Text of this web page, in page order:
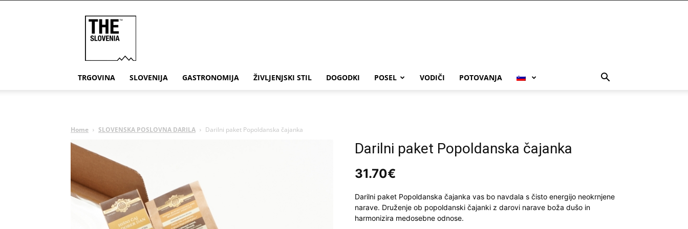
TRGOVINA SLOVENIJA GASTRONOMIJA ŽIVLJENJSKI STIL DOGODKI POSEL VODIČI POTOVANJA
Home SLOVENSKA POSLOVNA DARILA Darilni paket Popoldanska čajanka
Darilni paket Popoldanska čajanka
31.70€
Darilni paket Popoldanska čajanka vas bo navdala s čisto energijo neokrnjene
narave. Druženje ob popoldanski čajanki z darovi narave boža dušo in
harmonizira medosebne odnose.